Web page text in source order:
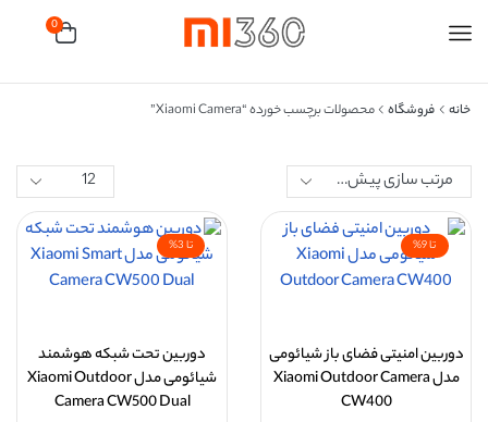
0
خانه فروشگاه محصولات برچسب خورده “xiaomi Camera”
تا 9%
دوربین امنیتی فضای باز شیائومی
مدل Xiaomi Outdoor Camera
CW400
تا 3%
دوربین تحت شبکه هوشمند
شیائومی مدل Xiaomi Outdoor
Camera CW500 Dual